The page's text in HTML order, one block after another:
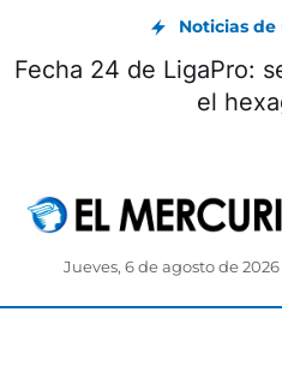
Noticias
Fecha 24 de LigaPro:
el
Jueves, 6 de agosto de 2026